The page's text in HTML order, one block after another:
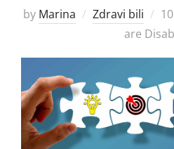
by Marina Zdravi bili
on
are